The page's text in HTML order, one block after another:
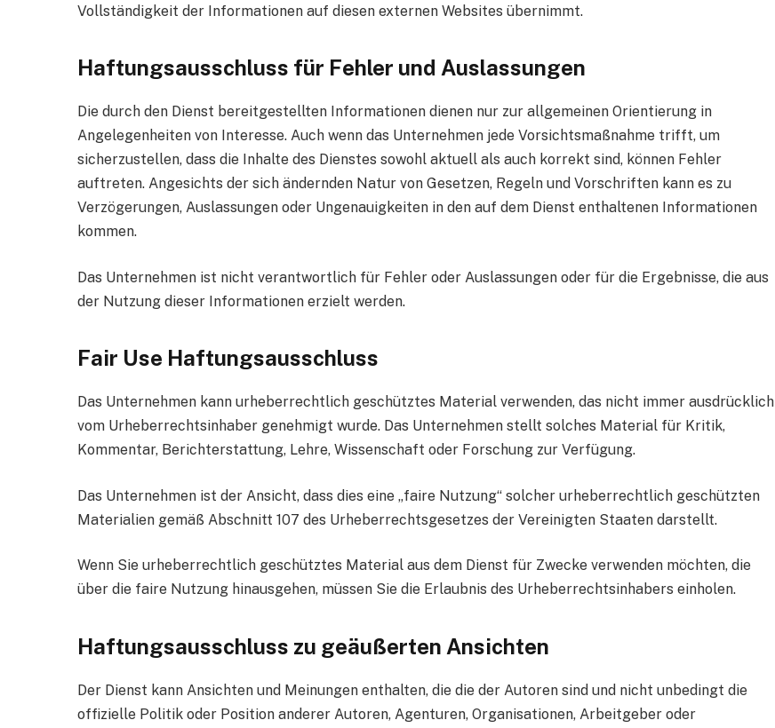
Vollständigkeit der Informationen auf diesen externen Websites übernimmt.
Haftungsausschluss für Fehler und Auslassungen
Die durch den Dienst bereitgestellten Informationen dienen nur zur allgemeinen Orientierung in
Angelegenheiten von Interesse. Auch wenn das Unternehmen jede Vorsichtsmaßnahme trifft, um
sicherzustellen, dass die Inhalte des Dienstes sowohl aktuell als auch korrekt sind, können Fehler
auftreten. Angesichts der sich ändernden Natur von Gesetzen, Regeln und Vorschriften kann es zu
Verzögerungen, Auslassungen oder Ungenauigkeiten in den auf dem Dienst enthaltenen Informationen
kommen.
Das Unternehmen ist nicht verantwortlich für Fehler oder Auslassungen oder für die Ergebnisse, die aus
der Nutzung dieser Informationen erzielt werden.
Fair Use Haftungsausschluss
Das Unternehmen kann urheberrechtlich geschütztes Material verwenden, das nicht immer ausdrücklich
vom Urheberrechtsinhaber genehmigt wurde. Das Unternehmen stellt solches Material für Kritik,
Kommentar, Berichterstattung, Lehre, Wissenschaft oder Forschung zur Verfügung.
Das Unternehmen ist der Ansicht, dass dies eine „faire Nutzung“ solcher urheberrechtlich geschützten
Materialien gemäß Abschnitt 107 des Urheberrechtsgesetzes der Vereinigten Staaten darstellt.
Wenn Sie urheberrechtlich geschütztes Material aus dem Dienst für Zwecke verwenden möchten, die
über die faire Nutzung hinausgehen, müssen Sie die Erlaubnis des Urheberrechtsinhabers einholen.
Haftungsausschluss zu geäußerten Ansichten
Der Dienst kann Ansichten und Meinungen enthalten, die die der Autoren sind und nicht unbedingt die
offizielle Politik oder Position anderer Autoren, Agenturen, Organisationen, Arbeitgeber oder